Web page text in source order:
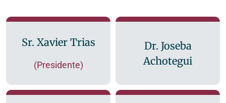
Sr. Xavier Trias
(Presidente)
Dr. Joseba
Achotegui